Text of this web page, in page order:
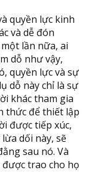
quyền lực kinh
và dễ đón
lần nữa, ai
dỗ như vậy,
quyền lực và sự
dỗ này chỉ là sự
khác tham gia
thức để thiết lập
được tiếp xúc,
dối này, sẽ
sau nó. Và
được trao cho họ